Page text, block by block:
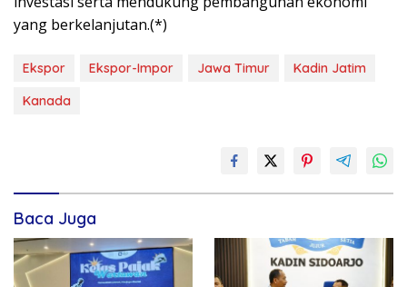
yang berkelanjutan.(*)
Ekspor Ekspor-Impor Jawa Timur
Kadin Jatim
Kanada
Baca Juga